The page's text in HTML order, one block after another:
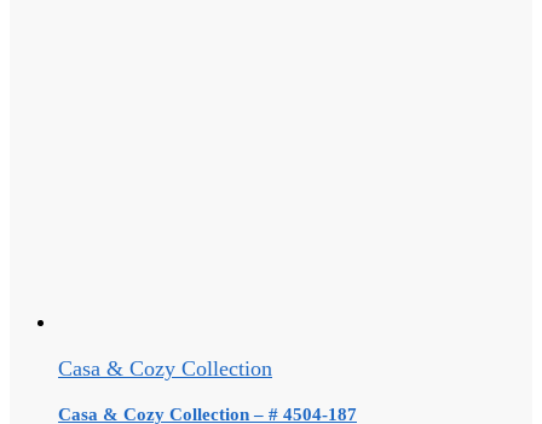
Casa & Cozy Collection
Casa & Cozy Collection – # 4504-187